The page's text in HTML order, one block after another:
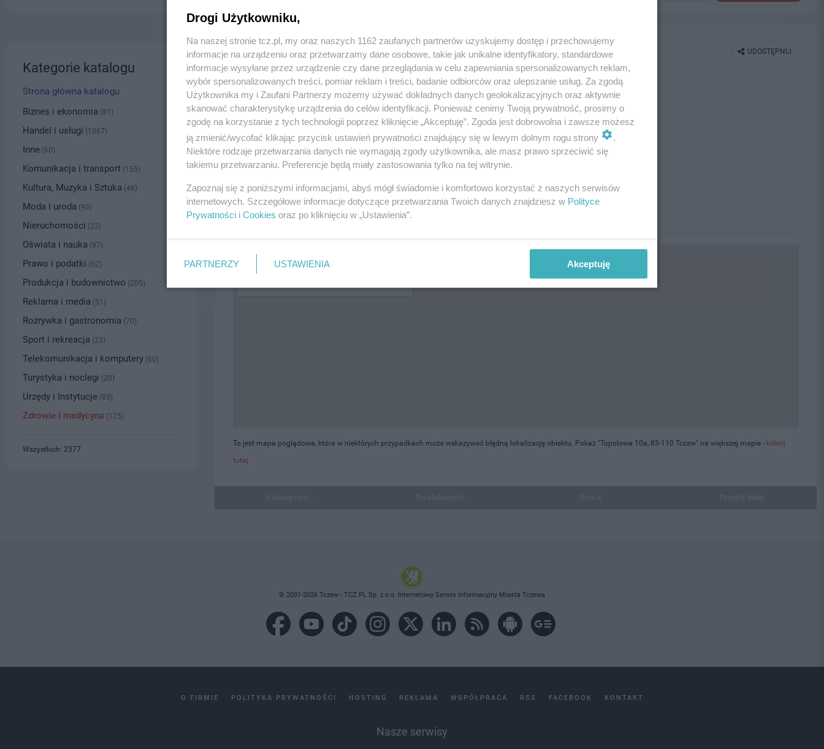
UDOSTĘPNIJ
Leczenie Schorzeń Kręgosłupa
ul. Topolowa 10a, 83-110 Tczew
5311175
Kategoria:Zdrowie i medycyna
PRZYBLIŻONA LOKALIZACJA NA MAPIE
To jest mapa poglądowa, która w niektórych przypadkach może wskazywać błędną lokalizację obiektu. Pokaż "Topolowa 10a, 83-110 Tczew" na większej mapie - kliknij
tutaj
Kategorie katalogu
Strona główna katalogu
Biznes i ekonomia (81)
Handel i usługi (1067)
Inne (60)
Komunikacja i transport (155)
Kultura, Muzyka i Sztuka (46)
Moda i uroda (93)
Nieruchomości (23)
Oświata i nauka (97)
Prawo i podatki (62)
Produkcja i budownictwo (205)
Reklama i media (51)
Rozrywka i gastronomia (70)
Sport i rekreacja (23)
Telekomunikacja i komputery (60)
Turystyka i noclegi (20)
Urzędy i Instytucje (89)
Zdrowie i medycyna (175)
Wszystkich: 2377
© 2001-2026 Tczew - TCZ.PL Sp. z o.o. Internetowy Serwis Informacyjny Miasta Tczewa
O FIRMIE POLITYKA PRYWATNOŚCI HOSTING REKLAMA WSPÓŁPRACA RSS FACEBOOK KONTAKT
Nasze serwisy
Drogi Użytkowniku,
Na naszej stronie tcz.pl, my oraz naszych 1162 zaufanych partnerów uzyskujemy dostęp i przechowujemy
informacje na urządzeniu oraz przetwarzamy dane osobowe, takie jak unikalne identyfikatory, standardowe
informacje wysyłane przez urządzenie czy dane przeglądania w celu zapewniania spersonalizowanych reklam,
wybór spersonalizowanych treści, pomiar reklam i treści, badanie odbiorców oraz ulepszanie usług. Za zgodą
Użytkownika my i Zaufani Partnerzy możemy używać dokładnych danych geolokalizacyjnych oraz aktywnie
skanować charakterystykę urządzenia do celów identyfikacji. Ponieważ cenimy Twoją prywatność, prosimy o
zgodę na korzystanie z tych technologii poprzez kliknięcie „Akceptuję”. Zgoda jest dobrowolna i zawsze możesz
ją zmienić/wycofać klikając przycisk ustawień prywatności znajdujący się w lewym dolnym rogu strony
.
Niektóre rodzaje przetwarzania danych nie wymagają zgody użytkownika, ale masz prawo sprzeciwić się
takiemu przetwarzaniu. Preferencje będą miały zastosowania tylko na tej witrynie.
Zapoznaj się z poniższymi informacjami, abyś mógł świadomie i komfortowo korzystać z naszych serwisów
internetowych. Szczegółowe informacje dotyczące przetwarzania Twoich danych znajdziesz w Polityce
Prywatności i Cookies oraz po kliknięciu w „Ustawienia”.
PARTNERZY USTAWIENIA Akceptuję